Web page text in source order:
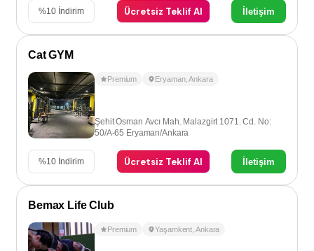
%10 İndirim Ücretsiz Teklif Al İletişim
Cat GYM
Premium Eryaman,Ankara
Şehit Osman Avcı Mah. Malazgirt 1071. Cd. No:
50/A-65 Eryaman/Ankara
%10 İndirim Ücretsiz Teklif Al İletişim
Bemax Life Club
Premium Yaşamkent ,Ankara